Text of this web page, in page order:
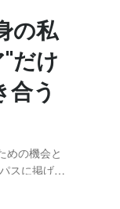
の私
だけ
う
めの機会と
スに掲げ、